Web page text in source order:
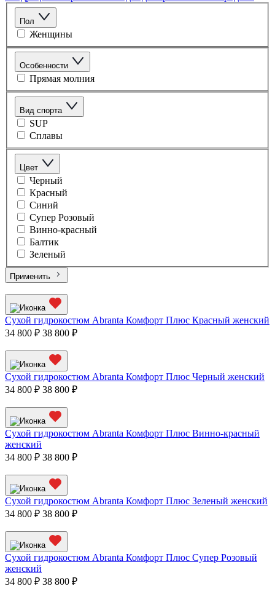
Пол
Женщины
Особенности
Прямая молния
Вид спорта
SUP
Сплавы
Цвет
Черный
Красный
Синий
Супер Розовый
Винно-красный
Балтик
Зеленый
Применить
Сухой гидрокостюм Abranta Комфорт Плюс Красный женский
34 800 ₽ 38 800 ₽
Сухой гидрокостюм Abranta Комфорт Плюс Черный женский
34 800 ₽ 38 800 ₽
Сухой гидрокостюм Abranta Комфорт Плюс Винно-красный
женский
34 800 ₽ 38 800 ₽
Сухой гидрокостюм Abranta Комфорт Плюс Зеленый женский
34 800 ₽ 38 800 ₽
Сухой гидрокостюм Abranta Комфорт Плюс Супер Розовый
женский
34 800 ₽ 38 800 ₽